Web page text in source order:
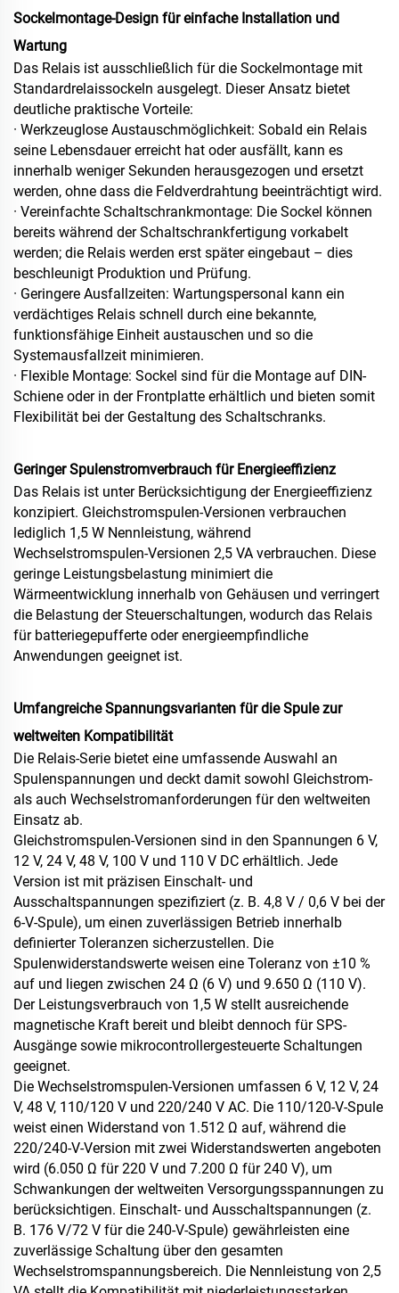
Sockelmontage-Design für einfache Installation und
Wartung
Das Relais ist ausschließlich für die Sockelmontage mit
Standardrelaissockeln ausgelegt. Dieser Ansatz bietet
deutliche praktische Vorteile:
· Werkzeuglose Austauschmöglichkeit: Sobald ein Relais
seine Lebensdauer erreicht hat oder ausfällt, kann es
innerhalb weniger Sekunden herausgezogen und ersetzt
werden, ohne dass die Feldverdrahtung beeinträchtigt wird.
· Vereinfachte Schaltschrankmontage: Die Sockel können
bereits während der Schaltschrankfertigung vorkabelt
werden; die Relais werden erst später eingebaut – dies
beschleunigt Produktion und Prüfung.
· Geringere Ausfallzeiten: Wartungspersonal kann ein
verdächtiges Relais schnell durch eine bekannte,
funktionsfähige Einheit austauschen und so die
Systemausfallzeit minimieren.
· Flexible Montage: Sockel sind für die Montage auf DIN-
Schiene oder in der Frontplatte erhältlich und bieten somit
Flexibilität bei der Gestaltung des Schaltschranks.
Geringer Spulenstromverbrauch für Energieeffizienz
Das Relais ist unter Berücksichtigung der Energieeffizienz
konzipiert. Gleichstromspulen-Versionen verbrauchen
lediglich 1,5 W Nennleistung, während
Wechselstromspulen-Versionen 2,5 VA verbrauchen. Diese
geringe Leistungsbelastung minimiert die
Wärmeentwicklung innerhalb von Gehäusen und verringert
die Belastung der Steuerschaltungen, wodurch das Relais
für batteriegepufferte oder energieempfindliche
Anwendungen geeignet ist.
Umfangreiche Spannungsvarianten für die Spule zur
weltweiten Kompatibilität
Die Relais-Serie bietet eine umfassende Auswahl an
Spulenspannungen und deckt damit sowohl Gleichstrom-
als auch Wechselstromanforderungen für den weltweiten
Einsatz ab.
Gleichstromspulen-Versionen sind in den Spannungen 6 V,
12 V, 24 V, 48 V, 100 V und 110 V DC erhältlich. Jede
Version ist mit präzisen Einschalt- und
Ausschaltspannungen spezifiziert (z. B. 4,8 V / 0,6 V bei der
6-V-Spule), um einen zuverlässigen Betrieb innerhalb
definierter Toleranzen sicherzustellen. Die
Spulenwiderstandswerte weisen eine Toleranz von ±10 %
auf und liegen zwischen 24 Ω (6 V) und 9.650 Ω (110 V).
Der Leistungsverbrauch von 1,5 W stellt ausreichende
magnetische Kraft bereit und bleibt dennoch für SPS-
Ausgänge sowie mikrocontrollergesteuerte Schaltungen
geeignet.
Die Wechselstromspulen-Versionen umfassen 6 V, 12 V, 24
V, 48 V, 110/120 V und 220/240 V AC. Die 110/120-V-Spule
weist einen Widerstand von 1.512 Ω auf, während die
220/240-V-Version mit zwei Widerstandswerten angeboten
wird (6.050 Ω für 220 V und 7.200 Ω für 240 V), um
Schwankungen der weltweiten Versorgungsspannungen zu
berücksichtigen. Einschalt- und Ausschaltspannungen (z.
B. 176 V/72 V für die 240-V-Spule) gewährleisten eine
zuverlässige Schaltung über den gesamten
Wechselstromspannungsbereich. Die Nennleistung von 2,5